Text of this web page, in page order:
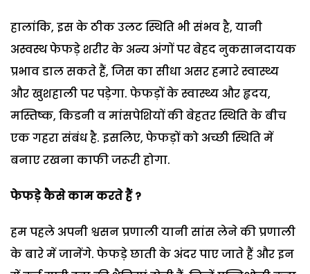
हालांकि, इस के ठीक उलट स्थिति भी संभव है, यानी
अस्वस्थ फेफड़े शरीर के अन्य अंगों पर बेहद नुकसानदायक
प्रभाव डाल सकते हैं, जिस का सीधा असर हमारे स्वास्थ्य
और खुशहाली पर पड़ेगा. फेफड़ों के स्वास्थ्य और हृदय,
मस्तिष्क, किडनी व मांसपेशियों की बेहतर स्थिति के बीच
एक गहरा संबंध है. इसलिए, फेफड़ों को अच्छी स्थिति में
बनाए रखना काफी जरूरी होगा.
फेफड़े कैसे काम करते हैं ?
हम पहले अपनी श्वसन प्रणाली यानी सांस लेने की प्रणाली
के बारे में जानेंगे. फेफड़े छाती के अंदर पाए जाते हैं और इन